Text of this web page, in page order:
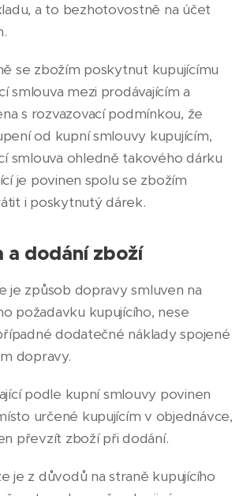
a to bezhotovostně na účet
se zbožím poskytnut kupujícímu
smlouva mezi prodávajícím a
s rozvazovací podmínkou, že
od kupní smlouvy kupujícím,
smlouva ohledně takového dárku
je povinen spolu se zbožím
i poskytnutý dárek.
a dodání zboží
je způsob dopravy smluven na
požadavku kupujícího, nese
dodatečné náklady spojené
dopravy.
podle kupní smlouvy povinen
určené kupujícím v objednávce,
převzít zboží při dodání.
je z důvodů na straně kupujícího